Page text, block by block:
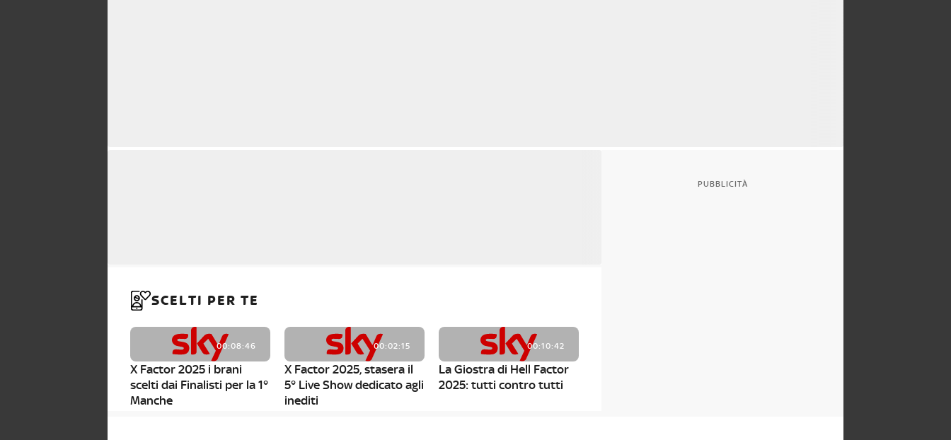
SCELTI PER TE
00:08:46
X Factor 2025 i brani
scelti dai Finalisti per la 1°
Manche
00:02:15
X Factor 2025, stasera il
5° Live Show dedicato agli
inediti
00:10:42
La Giostra di Hell Factor
2025: tutti contro tutti
PUBBLICITÀ